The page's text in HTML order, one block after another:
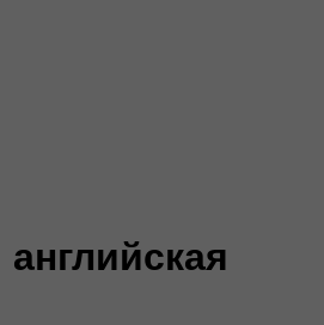
английская